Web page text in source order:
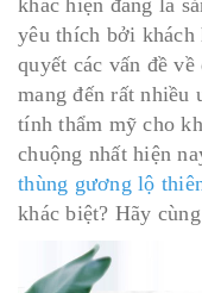
khác hiện đang là
yêu thích bởi
quyết các vấn đề
mang đến rất nhiều
tính thẩm mỹ cho
chuộng nhất hiện
thùng gương lộ
khác biệt? Hãy